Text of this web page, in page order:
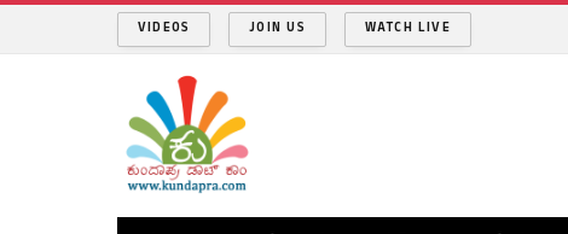
VIDEOS JOIN US WATCH LIVE